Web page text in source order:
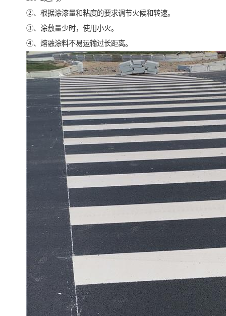
②、根据涂漆量和粘度的要求调节火候和转速。
③、涂敷量少时，使用小火。
④、熔融涂料不易运输过长距离。